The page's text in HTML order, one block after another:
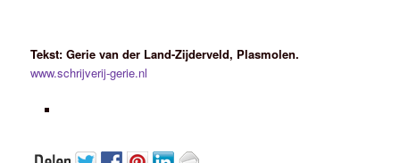
Tekst: Gerie van der Land-Zijderveld, Plasmolen.
www.schrijverij-gerie.nl